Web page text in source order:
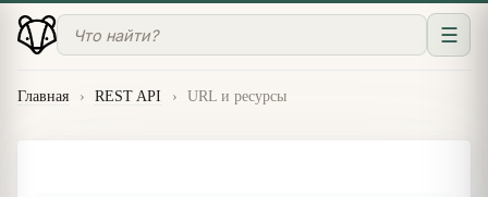
☰
Главная › REST API › URL и ресурсы